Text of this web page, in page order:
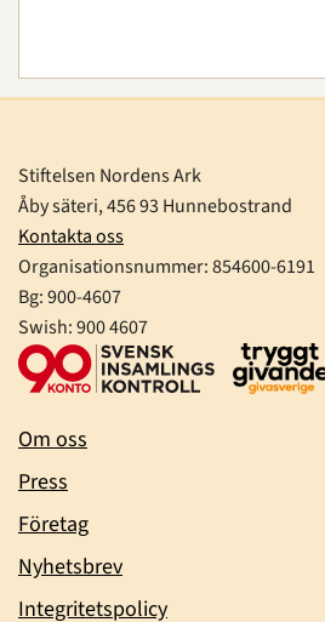
Stiftelsen Nordens Ark
Åby säteri, 456 93 Hunnebostrand
Kontakta oss
Organisationsnummer:854600-6191
Bg: 900-4607
Swish: 900 4607
Om oss
Press
Företag
Nyhetsbrev
Integritetspolicy